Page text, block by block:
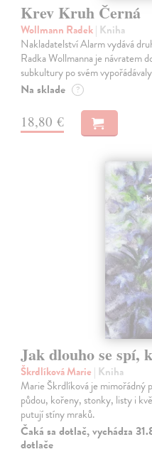
Krev Kruh Černá
Wollmann Radek| Kniha
Nakladatelství Alarm vydává
Radka Wollmanna je návratem
subkultury po svém
Na sklade ?
18,80 €
Jak dlouho se spí,
Škrdlíková Marie | Kniha
Marie Škrdlíková je mimořádný
půdou, kořeny, stonky, listy i
putují stíny mraků.
Čaká sa dotlač, vychádza
dotlače